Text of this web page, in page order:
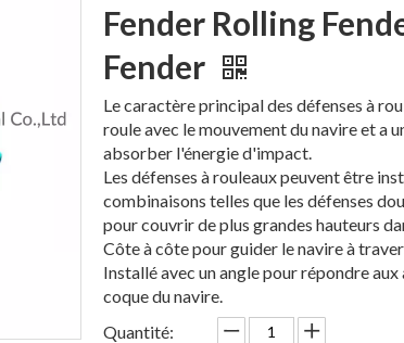
Fender Rolling
Fender
Le caractère principal des défenses à
roule avec le mouvement du navire et a
absorber l'énergie d'impact.
Les défenses à rouleaux peuvent être
combinaisons telles que les défenses
pour couvrir de plus grandes hauteurs
Côte à côte pour guider le navire à
Installé avec un angle pour répondre
coque du navire.
Quantité: